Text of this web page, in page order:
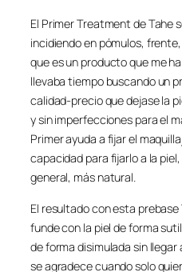
El Primer Treatment de Tahe
incidiendo en pómulos,
que es un producto que me
llevaba tiempo buscando un
calidad-precio que dejase la
y sin imperfecciones para el
Primer ayuda a fijar el
capacidad para fijarlo a la
general, más natural.
El resultado con esta
funde con la piel de forma
de forma disimulada sin
se agradece cuando solo